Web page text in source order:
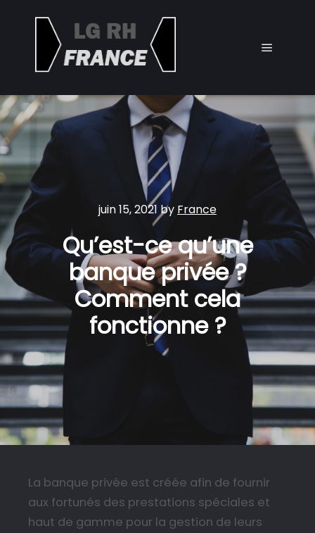
juin 15, 2021 by France
Qu’est-ce qu’une
banque privée ?
Comment cela
fonctionne ?
La banque privée est créée afin de fournir
aux fortunés des prestations spéciales et
haut de gamme pour la gestion de leurs